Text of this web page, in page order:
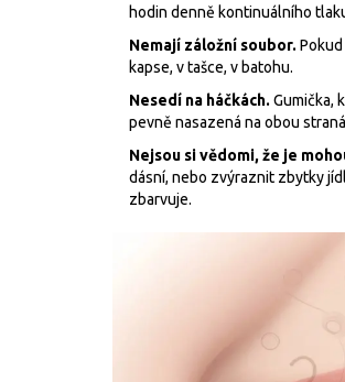
hodin denně kontinuálního
Nemají záložní soubor.
kapse, v tašce, v batohu.
Nesedí na háčkách. Gumička,
pevně nasazená na obou
Nejsou si vědomi, že je
dásní, nebo zvýraznit zbytky
zbarvuje.